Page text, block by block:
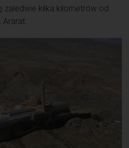
zaledwie kilka kilometrów od
Ararat.